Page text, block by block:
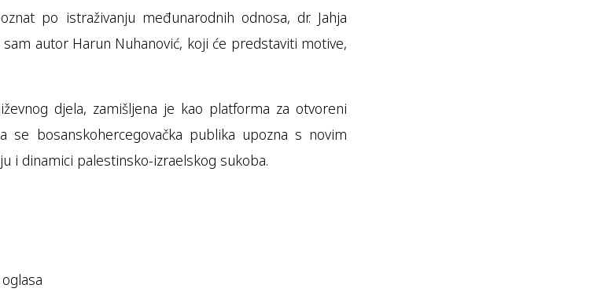
po istraživanju međunarodnih odnosa, dr. Jahja
autor Harun Nuhanović, koji će predstaviti motive,
djela, zamišljena je kao platforma za otvoreni
bosanskohercegovačka publika upozna s novim
i dinamici palestinsko-izraelskog sukoba.